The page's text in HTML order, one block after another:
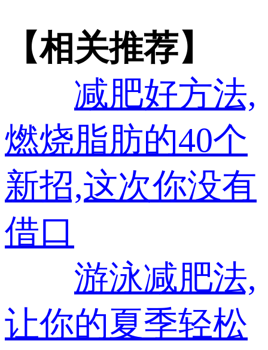
【相关推荐】
减肥好方法,
燃烧脂肪的40个
新招,这次你没有
借口
游泳减肥法,
让你的夏季轻松